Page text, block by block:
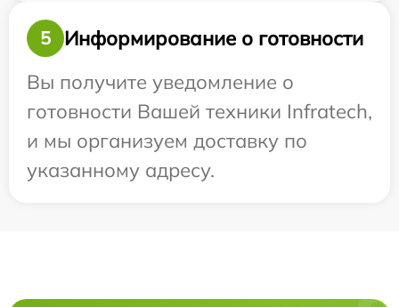
5
Информирование о готовности
Вы получите уведомление о
готовности Вашей техники Infratech,
и мы организуем доставку по
указанному адресу.